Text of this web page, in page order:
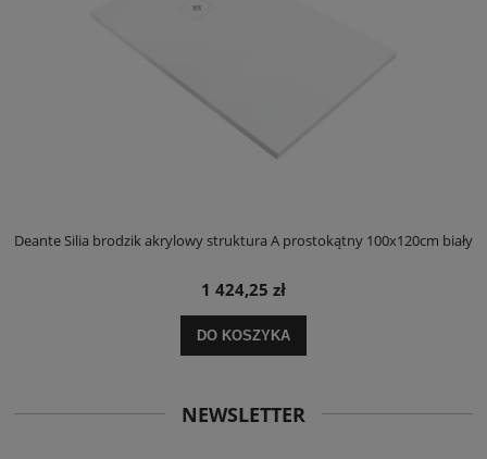
Deante Silia brodzik akrylowy struktura A prostokątny 100x120cm biały
1 424,25 zł
DO KOSZYKA
NEWSLETTER